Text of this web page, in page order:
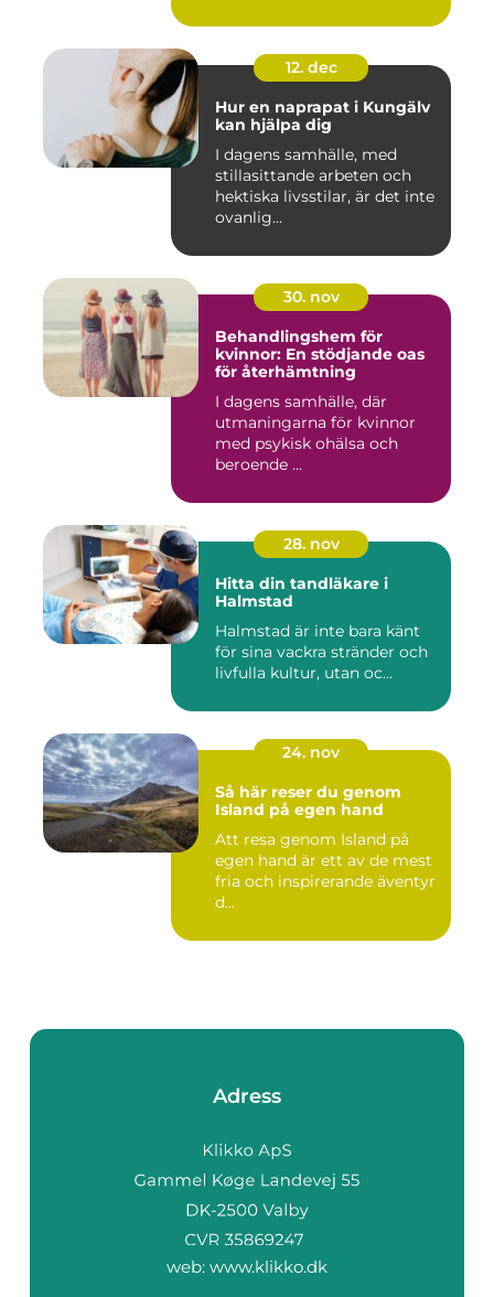
12. dec
Hur en naprapat i Kungälv
kan hjälpa dig
I dagens samhälle, med
stillasittande arbeten och
hektiska livsstilar, är det inte
ovanlig...
30. nov
Behandlingshem för
kvinnor: En stödjande oas
för återhämtning
I dagens samhälle, där
utmaningarna för kvinnor
med psykisk ohälsa och
beroende ...
28. nov
Hitta din tandläkare i
Halmstad
Halmstad är inte bara känt
för sina vackra stränder och
livfulla kultur, utan oc...
24. nov
Så här reser du genom
Island på egen hand
Att resa genom Island på
egen hand är ett av de mest
fria och inspirerande äventyr
d...
Adress
web: www.klikko.dk